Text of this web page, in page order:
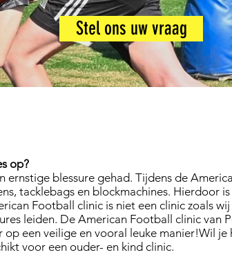
Stel ons uw vraag
op?
ernstige blessure gehad. Tijdens de
tacklebags en blockmachines. Hierdoor
Football clinic is niet een clinic zoals
leiden. De American Football clinic van
een veilige en vooral leuke manier!Wil
voor een ouder- en kind clinic.